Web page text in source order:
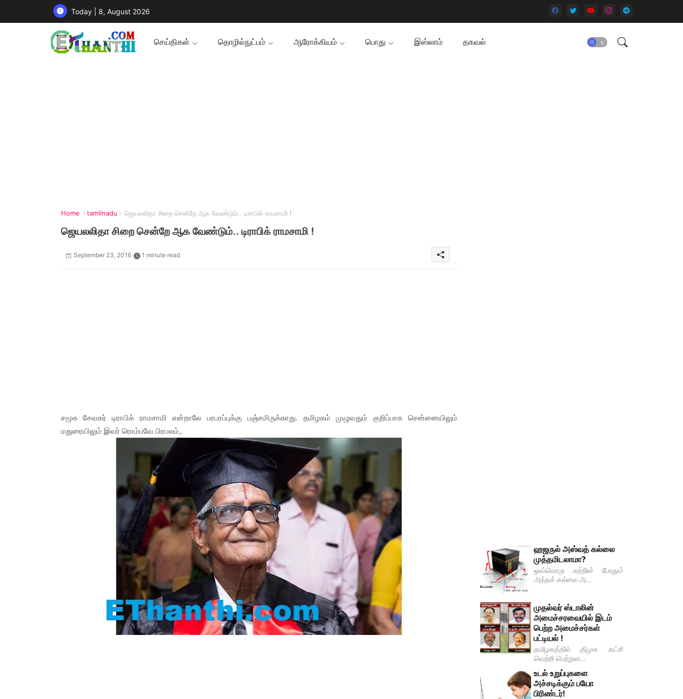
Today | 8, August 2026
செய்திகள் தொழில்நுட்பம் ஆரோக்கியம் பொது இஸ்லாம் தகவல்
Home tamilnadu ஜெயலலிதா சிறை சென்றே ஆக வேண்டும்.. டிராபிக் ராமசாமி !
ஜெயலலிதா சிறை சென்றே ஆக வேண்டும்.. டிராபிக் ராமசாமி !
September 23, 2016 1 minute read
சமூக சேவகர் டிராபிக் ராமசாமி என்றாலே பரபரப்புக்கு பஞ்சமிருக்காது. தமிழகம் முழுவதும் குறிப்பாக சென்னையிலும்
மதுரையிலும் இவர் ரொம்பவே பிரபலம்,.
ஹஜருல் அஸ்வத் கல்லை
முத்தமிடலாமா?
ஒவ்வொரு சுற்றின் போதும்
அந்தக் கல்லை அ...
முதல்வர் ஸ்டாலின்
அமைச்சரவையில் இடம்
பெற்ற அமைச்சர்கள்
பட்டியல் !
தமிழகத்தில் திமுக கட்சி
வெற்றி பெற்றுள...
உடல் உறுப்புகளை
அச்சடிக்கும் பயோ
பிரிண்டர்!